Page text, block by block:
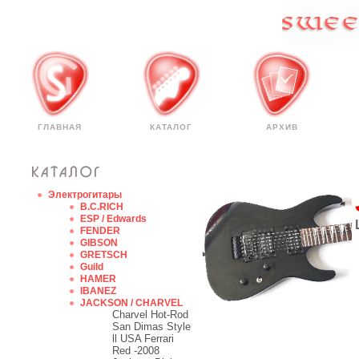
ГЛАВНАЯ КАТАЛОГ АРХИВ
Электрогитары
B.C.RICH
ESP / Edwards
FENDER
GIBSON
GRETSCH
Guild
HAMER
IBANEZ
JACKSON / CHARVEL
Charvel Hot-Rod
San Dimas Style
ll USA Ferrari
Red -2008